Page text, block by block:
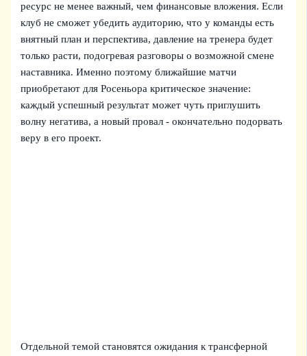
ресурс не менее важный, чем финансовые вложения. Если
клуб не сможет убедить аудиторию, что у команды есть
внятный план и перспектива, давление на тренера будет
только расти, подогревая разговоры о возможной смене
наставника. Именно поэтому ближайшие матчи
приобретают для Росеньора критическое значение:
каждый успешный результат может чуть приглушить
волну негатива, а новый провал - окончательно подорвать
веру в его проект.
Отдельной темой становятся ожидания к трансферной